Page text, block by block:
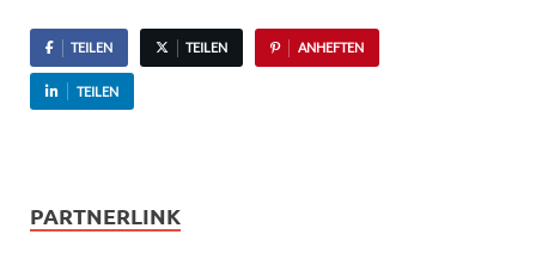
TEILEN TEILEN ANHEFTEN
TEILEN
PARTNERLINK